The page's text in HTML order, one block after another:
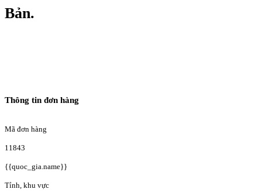
Bản.
Thông tin đơn hàng
Mã đơn hàng
11843
{{quoc_gia.name}}
Tỉnh, khu vực